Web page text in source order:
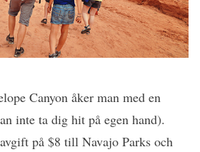
Canyon åker man med en
inte ta dig hit på egen hand).
på $8 till Navajo Parks och